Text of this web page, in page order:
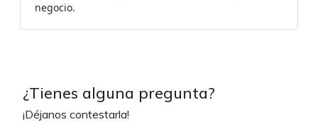
negocio.
¿Tienes alguna pregunta?
¡Déjanos contestarla!